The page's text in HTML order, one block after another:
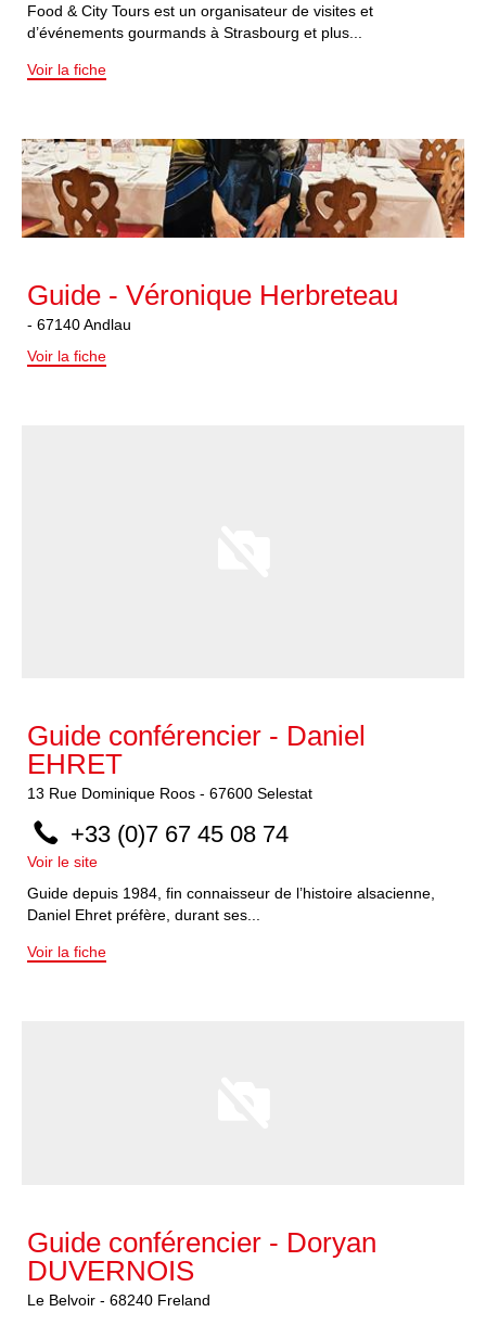
Food & City Tours est un organisateur de visites et
d’événements gourmands à Strasbourg et plus...
Voir la fiche
Guide - Véronique Herbreteau
- 67140Andlau
Voir la fiche
Guide conférencier - Daniel
EHRET
13 Rue Dominique Roos - 67600 Selestat
+33 (0)7 67 45 08 74
Voir le site
Guide depuis 1984, fin connaisseur de l’histoire alsacienne,
Daniel Ehret préfère, durant ses...
Voir la fiche
Guide conférencier - Doryan
DUVERNOIS
Le Belvoir - 68240 Freland